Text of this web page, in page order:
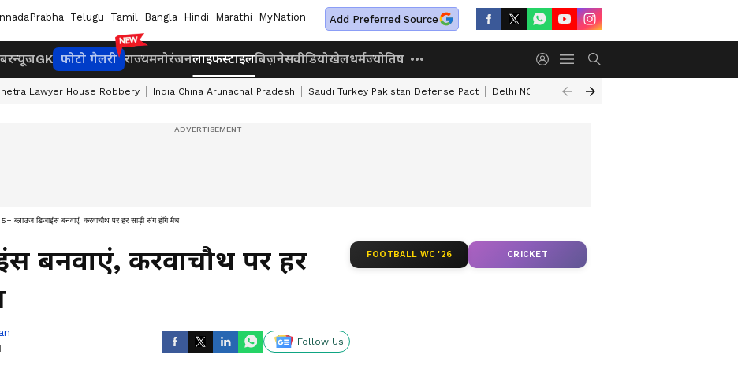
Telugu Tamil Bangla Hindi Marathi MyNation Add Preferred Source
न्यूजGK फोटो गैलरी राज्यमनोरंजनलाइफस्टाइलबिज़नेसवीडियोखेलधर्मज्योतिष
Lawyer House Robbery India China Arunachal Pradesh Saudi Turkey Pakistan Defense Pact Delhi NCR Heavy Rain
5+ ब्लाउज डिजाइंस बनवाएं, करवाचौथ पर हर साड़ी संग होंगे मैच
बनवाएं, करवाचौथ पर हर
Follow Us
FOOTBALL WC '26 CRICKET